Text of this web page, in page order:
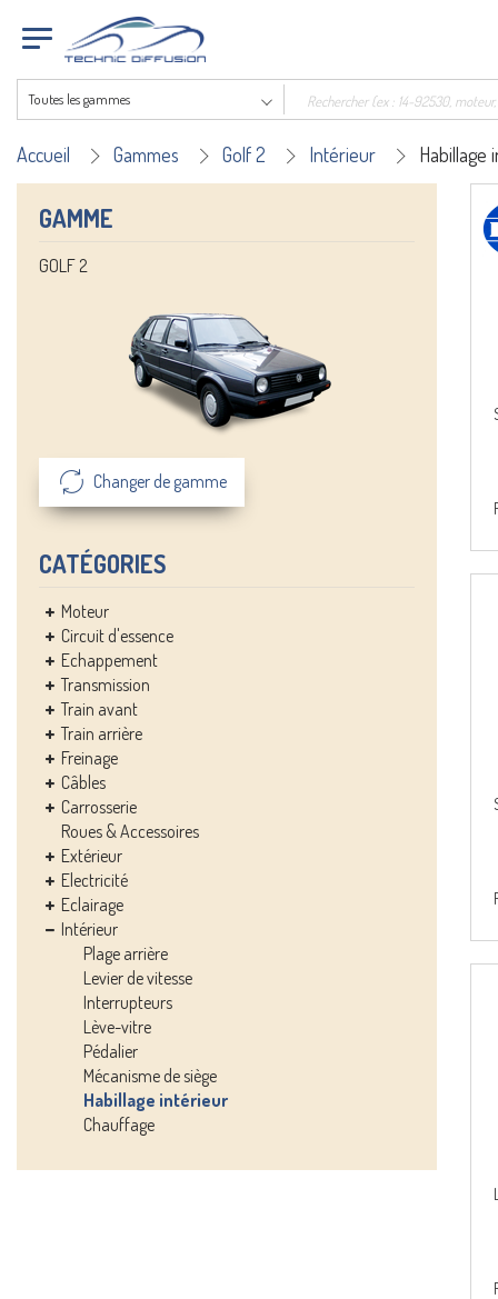
Toutes les gammes
Accueil Gammes Golf 2 Intérieur Habillage
GAMME
GOLF 2
Changer de gamme
CATÉGORIES
Moteur
Circuit d'essence
Echappement
Transmission
Train avant
Train arrière
Freinage
Câbles
Carrosserie
Roues & Accessoires
Extérieur
Electricité
Eclairage
Intérieur
Plage arrière
Levier de vitesse
Interrupteurs
Lève-vitre
Pédalier
Mécanisme de siège
Habillage intérieur
Chauffage